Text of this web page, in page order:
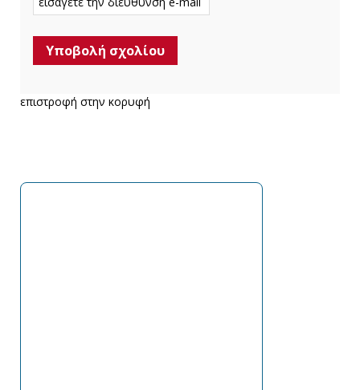
επιστροφή στην κορυφή